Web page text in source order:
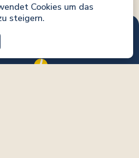
Cookies um das
steigern.